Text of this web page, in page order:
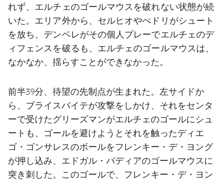
れず、エルチェのゴールマウスを破れない状態が続
いた。エリア外から、セルヒオやぺドリがシュート
を放ち、デンベレがその個人プレーでエルチェのデ
ィフェンスを破るも、エルチェのゴールマウスは、
なかなか、揺らすことができなかった。
前半39分、待望の先制点が生まれた。左サイドか
ら、ブライスバイテが攻撃をしかけ、それをセンタ
ーで受けたグリーズマンがエルチェのゴールにシュ
ートも、ゴールを避けようとそれを触ったディエ
ゴ・ゴンサレスのボールをフレンキー・デ・ヨング
が押し込み、エドガル・バディアのゴールマウスに
突き刺した。このゴールで、フレンキー・デ・ヨン